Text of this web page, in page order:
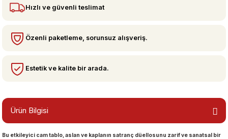
Manzaraları
Hızlı ve güvenli teslimat
Özenli paketleme, sorunsuz alışveriş.
Estetik ve kalite bir arada.
Ürün Bilgisi
Bu etkileyici cam tablo, aslan ve kaplanın satranç düellosunu zarif ve sanatsal bir